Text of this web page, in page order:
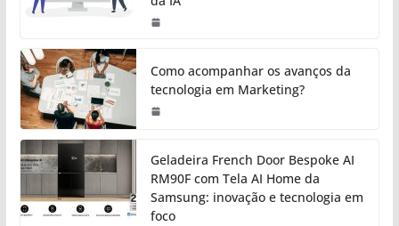
Como acompanhar os avanços da
tecnologia em Marketing?
Geladeira French Door Bespoke AI
RM90F com Tela AI Home da
Samsung: inovação e tecnologia em
foco